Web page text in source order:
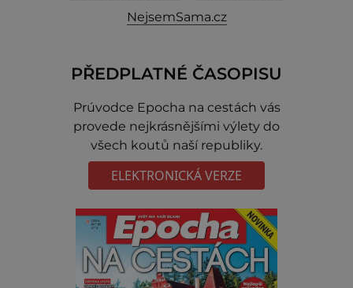
NejsemSama.cz
PŘEDPLATNÉ ČASOPISU
Prúvodce Epocha na cestách vás
provede nejkrásnějšími výlety do
všech koutů naší republiky.
ELEKTRONICKÁ VERZE